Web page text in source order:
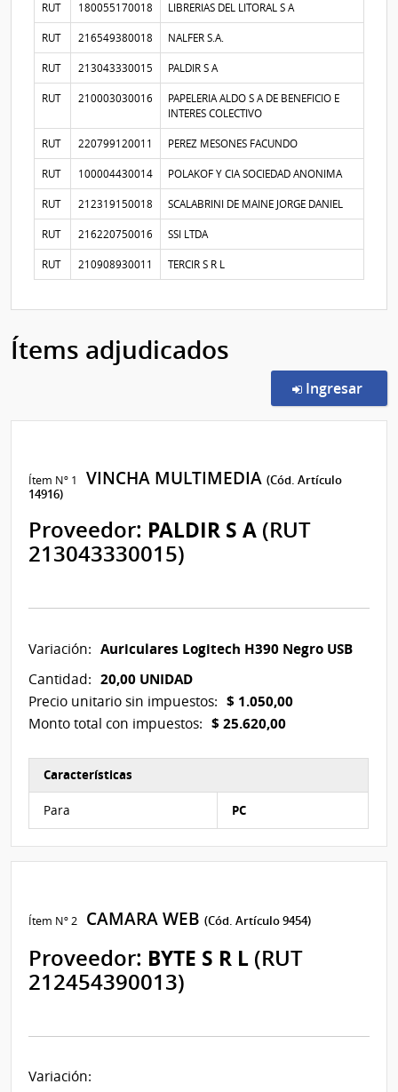
RUT 180055170018 LIBRERIAS DEL LITORAL S A
RUT 216549380018 NALFER S.A.
RUT 213043330015 PALDIR S A
RUT 210003030016
PAPELERIA ALDO S A DE BENEFICIO E
INTERES COLECTIVO
RUT 220799120011 PEREZ MESONES FACUNDO
RUT 100004430014 POLAKOF Y CIA SOCIEDAD ANONIMA
RUT 212319150018 SCALABRINI DE MAINE JORGE DANIEL
RUT 216220750016 SSI LTDA
RUT 210908930011 TERCIR S R L
Ítems adjudicados
Ingresar
Ítem Nº 1 VINCHA MULTIMEDIA(Cód. Artículo
14916)
Proveedor: PALDIR S A (RUT
213043330015)
Variación: Auriculares Logitech H390 Negro USB
Cantidad: 20,00 UNIDAD
Precio unitario sin impuestos: $ 1.050,00
Monto total con impuestos: $ 25.620,00
Características
Para PC
Ítem Nº 2 CAMARA WEB(Cód. Artículo 9454)
Proveedor: BYTE S R L (RUT
212454390013)
Variación: